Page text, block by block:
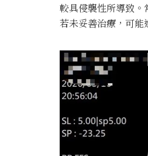
較具侵襲性所導致。
若未妥善治療，可能